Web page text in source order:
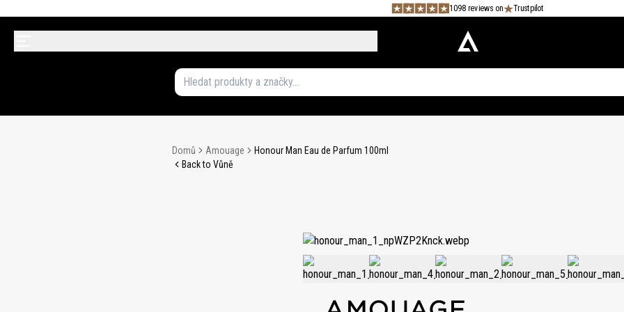
1098 reviews on Trustpilot
Domů Amouage
Honour Man Eau de Parfum 100ml
Back to Vůně